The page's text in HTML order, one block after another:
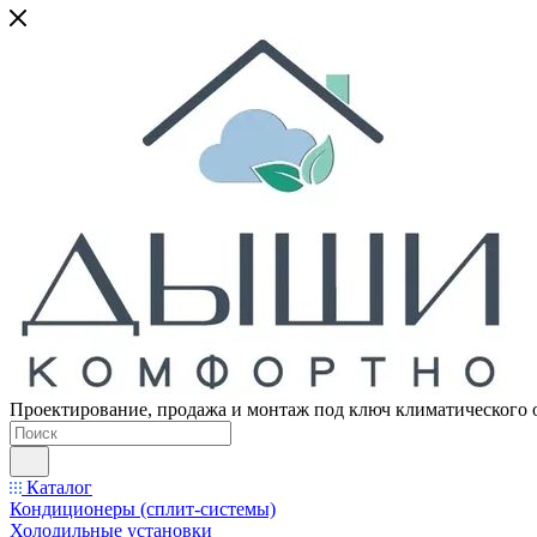
Проектирование, продажа и монтаж под ключ климатического
Каталог
Кондиционеры (сплит-системы)
Холодильные установки